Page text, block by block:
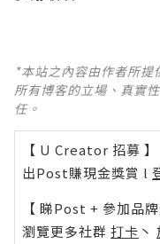
*本站之內容由作者所
所有博客的立場、真實
任。
【 U Creator 招募 】
出Post賺現金獎賞 l
【 睇Post + 參加品牌
瀏覽更多社群 打卡 丶